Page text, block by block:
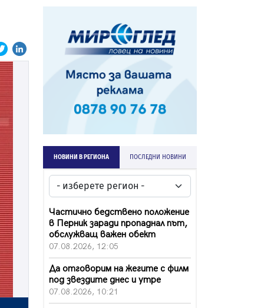
НОВИНИ В РЕГИОНА ПОСЛЕДНИ НОВИНИ
Частично бедствено положение
в Перник заради пропаднал път,
обслужващ важен обект
07.08.2026, 12:05
Да отговорим на жегите с филм
под звездите днес и утре
07.08.2026, 10:21